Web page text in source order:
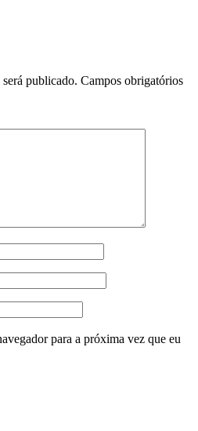
publicado. Campos obrigatórios
para a próxima vez que eu